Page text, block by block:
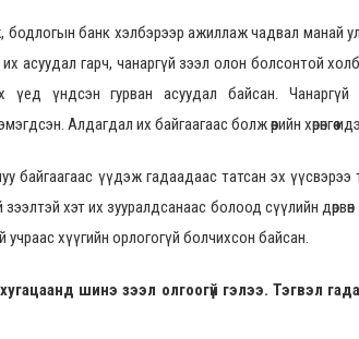
бодлогын банк хэлбэрээр ажиллаж чадвал манай
асуудал гарч, чанаргүй зээл олон болсонтой
үед үндсэн гурван асуудал байсан.
Алдагдал их байгаагаас болж өөрийн
байгаагаас үүдэж гадаадаас татсан эх үүсвэрээ
зээлтэй хэт их зууралдсанаас болоод сүүлийн
учраас хүүгийн орлогогүй болчихсон байсан.
шинэ зээл олгоогүй гэлээ. Тэгвэл